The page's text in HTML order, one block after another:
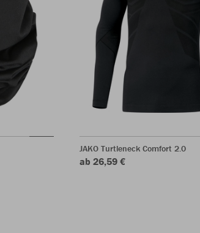
JAKO Turtleneck Comfort 2.0
ab 26,59 €